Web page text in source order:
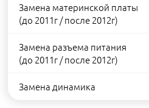
Замена материнской платы
(до 2011г / после 2012г)
Замена разъема питания
(до 2011г / после 2012г)
Замена динамика